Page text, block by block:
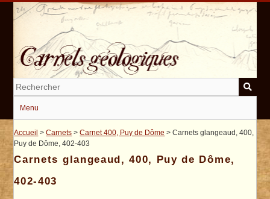
Passer
Menu
Accueil >Carnets >Carnet 400, Puy de Dôme > Carnets glangeaud, 400,
Puy de Dôme, 402-403
Carnets glangeaud, 400, Puy de Dôme,
402-403